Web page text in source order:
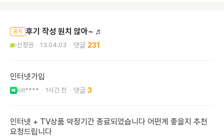
공지 후기 작성 원치 않아~ ♬
신정권 13.04.03 231
인터넷가입
kill**** 1시간 전 3
인터넷 + TV상품 약정기간 종료되었습니다 어떤게 좋을지 추천
요청드립니다